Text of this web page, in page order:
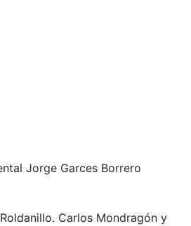
Jorge Garces Borrero
Carlos Mondragón y